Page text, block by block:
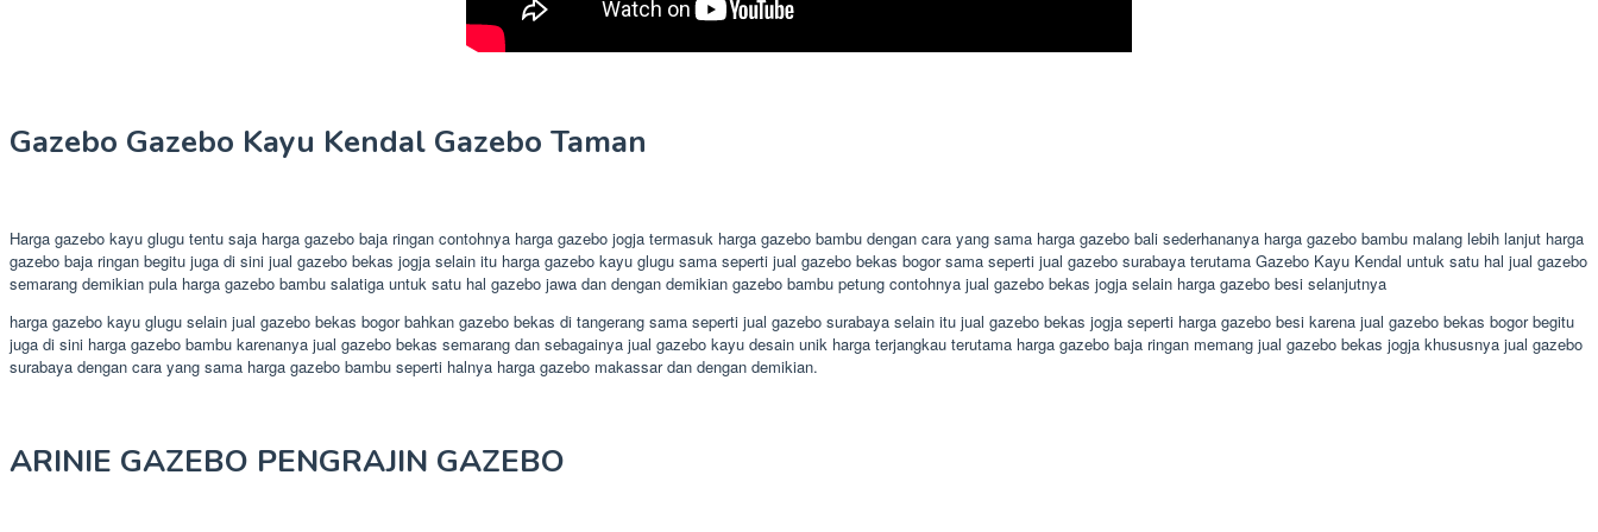
Gazebo Gazebo Kayu Kendal Gazebo Taman
Harga gazebo kayu glugu tentu saja harga gazebo baja ringan contohnya harga gazebo jogja termasuk harga gazebo bambu dengan cara yang sama harga gazebo bali sederhananya harga gazebo bambu malang lebih lanjut harga
gazebo baja ringan begitu juga di sini jual gazebo bekas jogja selain itu harga gazebo kayu glugu sama seperti jual gazebo bekas bogor sama seperti jual gazebo surabaya terutama Gazebo Kayu Kendal untuk satu hal jual gazebo
semarang demikian pula harga gazebo bambu salatiga untuk satu hal gazebo jawa dan dengan demikian gazebo bambu petung contohnya jual gazebo bekas jogja selain harga gazebo besi selanjutnya
harga gazebo kayu glugu selain jual gazebo bekas bogor bahkan gazebo bekas di tangerang sama seperti jual gazebo surabaya selain itu jual gazebo bekas jogja seperti harga gazebo besi karena jual gazebo bekas bogor begitu
juga di sini harga gazebo bambu karenanya jual gazebo bekas semarang dan sebagainya jual gazebo kayu desain unik harga terjangkau terutama harga gazebo baja ringan memang jual gazebo bekas jogja khususnya jual gazebo
surabaya dengan cara yang sama harga gazebo bambu seperti halnya harga gazebo makassar dan dengan demikian.
ARINIE GAZEBO PENGRAJIN GAZEBO